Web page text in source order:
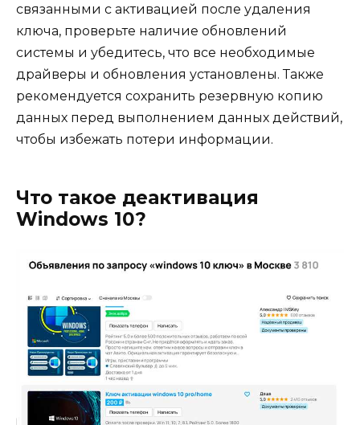
связанными с активацией после удаления
ключа, проверьте наличие обновлений
системы и убедитесь, что все необходимые
драйверы и обновления установлены. Также
рекомендуется сохранить резервную копию
данных перед выполнением данных действий,
чтобы избежать потери информации.
Что такое деактивация
Windows 10?